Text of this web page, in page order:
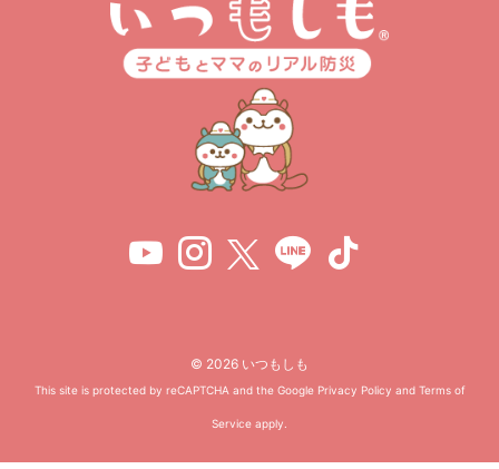
© 2026 いつもしも
This site is protected by reCAPTCHA and the Google Privacy Policy and Terms of
Service apply.